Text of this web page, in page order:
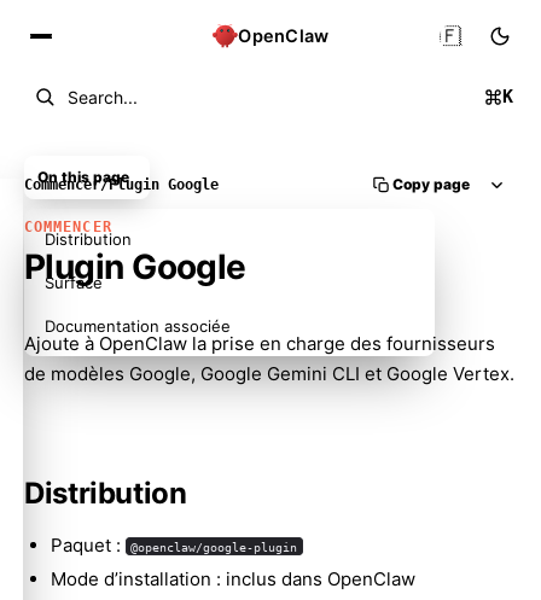
OpenClaw
Search... K
🇫🇷
Commencer/Plugin Google Copy page
COMMENCER
Plugin Google
Ajoute à OpenClaw la prise en charge des fournisseurs
de modèles Google, Google Gemini CLI et Google Vertex.
Distribution
Paquet : @openclaw/google-plugin
Mode d’installation : inclus dans OpenClaw
On this page
Distribution
Surface
Documentation associée